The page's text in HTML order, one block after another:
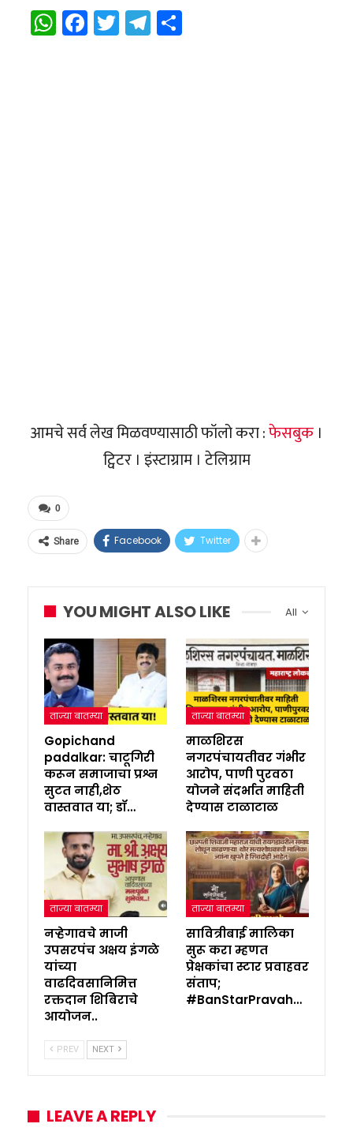
WhatsApp
Facebook
TwitterTelegram
आमचे सर्व लेख मिळवण्यासाठी फॉलो करा :फेसबुक ।
ट्विटर । इंस्टाग्राम । टेलिग्राम
0
Share Facebook Twitter
All
YOU MIGHT ALSO LIKE
ताज्या बातम्या
Gopichand
padalkar: चाटूगिरी
करून समाजाचा प्रश्न
सुटत नाही,शेठ
वास्तवात या; डॉ…
ताज्या बातम्या
माळशिरस
नगरपंचायतीवर गंभीर
आरोप, पाणी पुरवठा
योजने संदर्भात माहिती
देण्यास टाळाटाळ
ताज्या बातम्या
नऱ्हेगावचे माजी
उपसरपंच अक्षय इंगळे
यांच्या
वाढदिवसानिमित्त
रक्तदान शिबिराचे
आयोजन..
ताज्या बातम्या
सावित्रीबाई मालिका
सुरू करा म्हणत
प्रेक्षकांचा स्टार प्रवाहवर
संताप;
#BanStarPravah…
PREV NEXT
LEAVE A REPLY